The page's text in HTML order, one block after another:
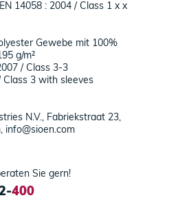
14058 : 2004 / Class 1 x x
Gewebe mit 100%
g/m²
/ Class 3-3
Class 3 with sleeves
N.V., Fabriekstraat 23,
info@sioen.com
Sie gern!
400